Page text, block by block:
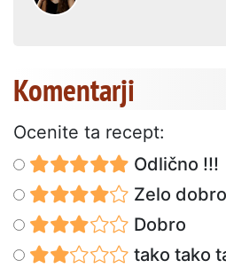
Komentarji
Ocenite ta recept:
Odlično !!!
Zelo dobro
Dobro
tako tako